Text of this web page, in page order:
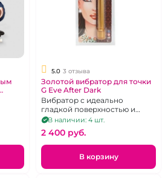
5.0 3 отзыва
Золотой вибратор для точки
G Eve After Dark
Вибратор с идеально
гладкой поверхностью и
увеличенной головкой для
стимуляции точки G
В наличии: 4 шт.
2 400 pуб.
В корзину